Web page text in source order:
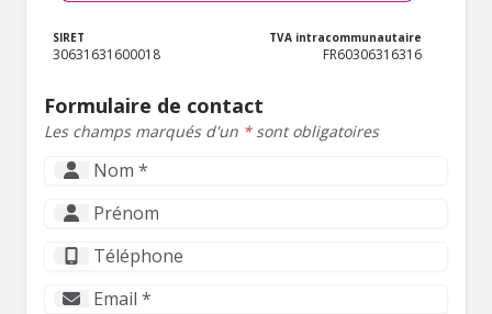
SIRET
30631631600018
TVA intracommunautaire
FR60306316316
Formulaire de contact
Les champs marqués d'un *sont obligatoires